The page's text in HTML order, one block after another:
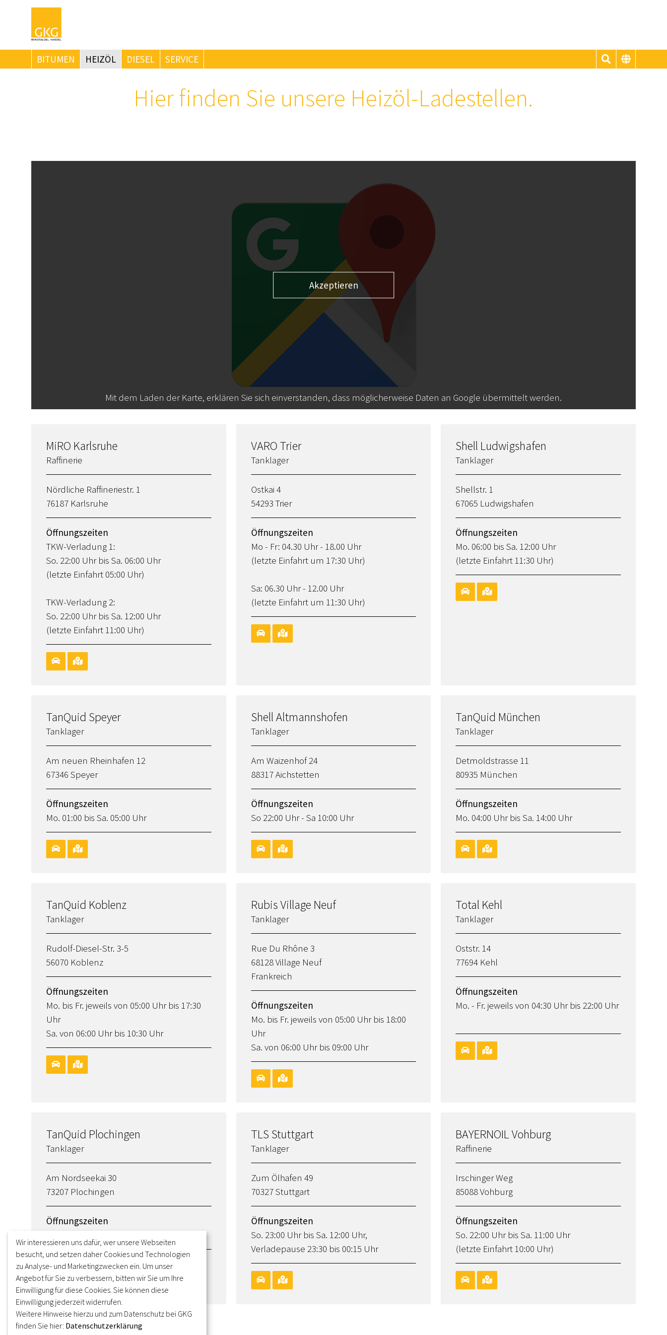
BITUMEN HEIZÖL DIESEL SERVICE
Hier finden Sie unsere Heizöl-Ladestellen.
Akzeptieren
Mit dem Laden der Karte, erklären Sie sich einverstanden, dass möglicherweise Daten an Google übermittelt werden.
MiRO Karlsruhe
Raffinerie
Nördliche Raffineriestr. 1
76187 Karlsruhe
Öffnungszeiten
TKW-Verladung 1:
So. 22:00 Uhr bis Sa. 06:00 Uhr
(letzte Einfahrt 05:00 Uhr)
TKW-Verladung 2:
So. 22:00 Uhr bis Sa. 12:00 Uhr
(letzte Einfahrt 11:00 Uhr)
VARO Trier
Tanklager
Ostkai 4
54293 Trier
Öffnungszeiten
Mo - Fr: 04.30 Uhr - 18.00 Uhr
(letzte Einfahrt um 17:30 Uhr)
Sa: 06.30 Uhr - 12.00 Uhr
(letzte Einfahrt um 11:30 Uhr)
Shell Ludwigshafen
Tanklager
Shellstr. 1
67065 Ludwigshafen
Öffnungszeiten
Mo. 06:00 bis Sa. 12:00 Uhr
(letzte Einfahrt 11:30 Uhr)
TanQuid Speyer
Tanklager
Am neuen Rheinhafen 12
67346 Speyer
Öffnungszeiten
Mo. 01:00 bis Sa. 05:00 Uhr
Shell Altmannshofen
Tanklager
Am Waizenhof 24
88317 Aichstetten
Öffnungszeiten
So 22:00 Uhr - Sa 10:00 Uhr
TanQuid München
Tanklager
Detmoldstrasse 11
80935 München
Öffnungszeiten
Mo. 04:00 Uhr bis Sa. 14:00 Uhr
TanQuid Koblenz
Tanklager
Rudolf-Diesel-Str. 3-5
56070 Koblenz
Öffnungszeiten
Mo. bis Fr. jeweils von 05:00 Uhr bis 17:30
Uhr
Sa. von 06:00 Uhr bis 10:30 Uhr
Rubis Village Neuf
Tanklager
Rue Du Rhône 3
68128 Village Neuf
Frankreich
Öffnungszeiten
Mo. bis Fr. jeweils von 05:00 Uhr bis 18:00
Uhr
Sa. von 06:00 Uhr bis 09:00 Uhr
Total Kehl
Tanklager
Oststr. 14
77694 Kehl
Öffnungszeiten
Mo. - Fr. jeweils von 04:30 Uhr bis 22:00 Uhr
TanQuid Plochingen
Tanklager
Am Nordseekai 30
73207 Plochingen
Öffnungszeiten
TLS Stuttgart
Tanklager
Zum Ölhafen 49
70327 Stuttgart
Öffnungszeiten
So. 23:00 Uhr bis Sa. 12:00 Uhr,
Verladepause 23:30 bis 00:15 Uhr
BAYERNOIL Vohburg
Raffinerie
Irschinger Weg
85088 Vohburg
Öffnungszeiten
So. 22:00 Uhr bis Sa. 11:00 Uhr
(letzte Einfahrt 10:00 Uhr)
Wir interessieren uns dafür, wer unsere Webseiten
besucht, und setzen daher Cookies und Technologien
zu Analyse- und Marketingzwecken ein. Um unser
Angebot für Sie zu verbessern, bitten wir Sie um Ihre
Einwilligung für diese Cookies. Sie können diese
Einwilligung jederzeit widerrufen.
Weitere Hinweise hierzu und zum Datenschutz bei GKG
finden Sie hier: Datenschutzerklärung